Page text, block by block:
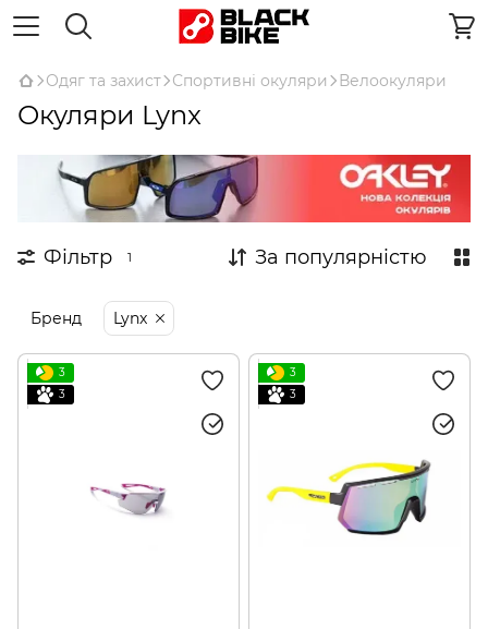
Одяг та захист Спортивні окуляри Велоокуляри
Окуляри Lynx
Фільтр 1 За популярністю
Бренд Lynx
3
3
3
3